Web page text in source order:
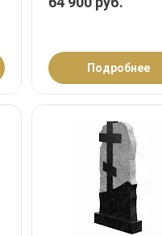
Подробнее